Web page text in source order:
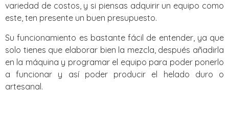
variedad de costos, y si piensas adquirir un equipo como
este, ten presente un buen presupuesto.
Su funcionamiento es bastante fácil de entender, ya que
solo tienes que elaborar bien la mezcla, después añadirla
en la máquina y programar el equipo para poder ponerlo
a funcionar y así poder producir el helado duro o
artesanal.